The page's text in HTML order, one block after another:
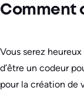
Comment
Vous serez heureux
d’être un codeur
pour la création de